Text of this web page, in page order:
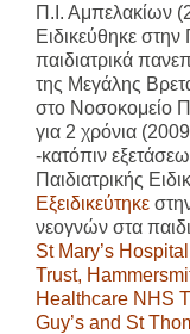
Π.Ι. Αμπελακίων
Ειδικεύθηκε
παιδιατρικά
της Μεγάλης
στο Νοσοκομείο
για 2 χρόνια
-κατόπιν
Παιδιατρικής
Εξειδικεύτηκε
νεογνών στα
St Mary’s
Trust,
Healthcare NHS
Guy’s and St